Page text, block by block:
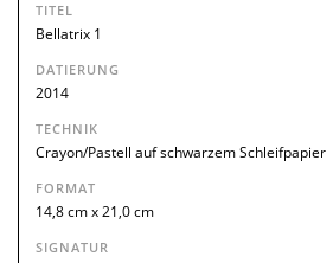
TITEL
Bellatrix 1
DATIERUNG
2014
TECHNIK
Crayon/Pastell auf schwarzem Schleifpapier
FORMAT
14,8 cm x 21,0 cm
SIGNATUR